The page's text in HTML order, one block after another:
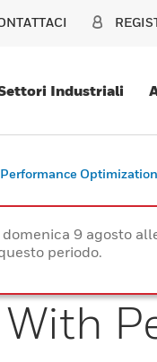
Industriali
9 agosto
periodo.